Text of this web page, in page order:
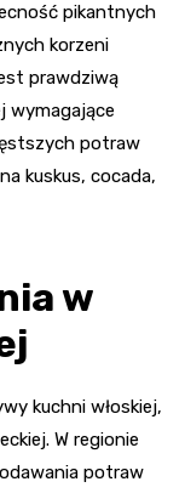
pikantnych
korzeni
prawdziwą
wymagające
potraw
kuskus, cocada,
w
kuchni włoskiej,
W regionie
potraw